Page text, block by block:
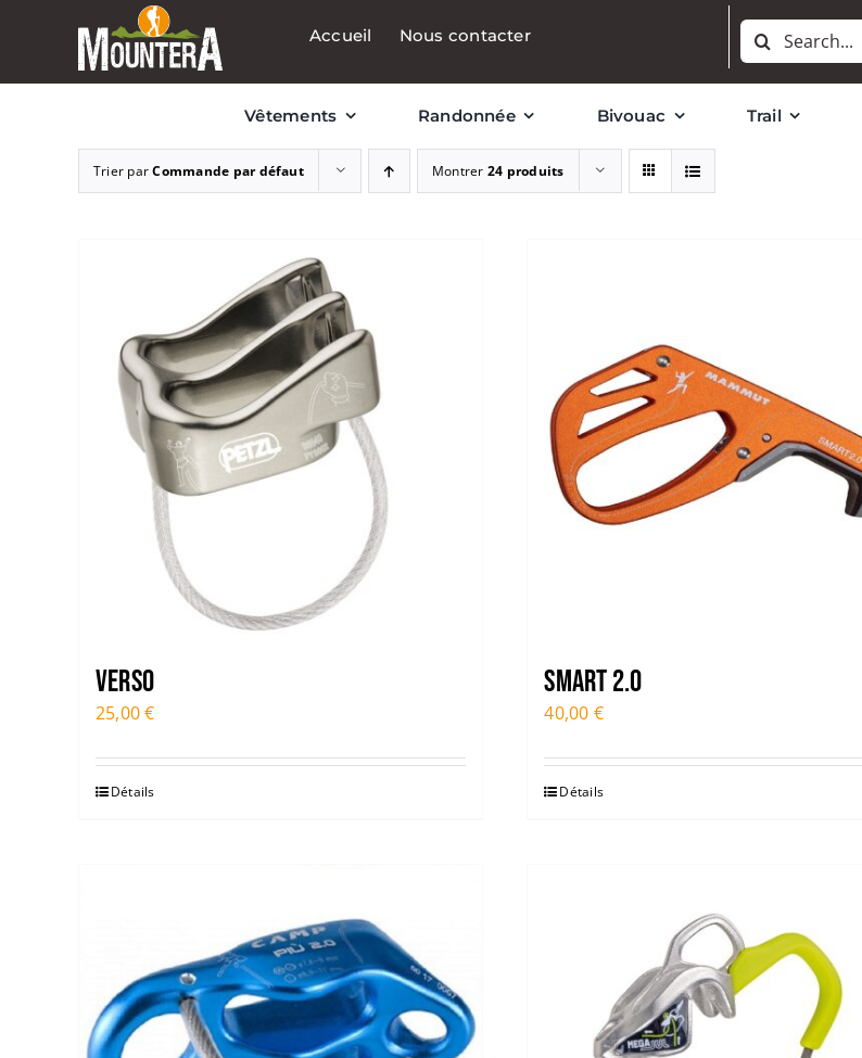
Accueil Nous contacter Rechercher:
Vêtements Randonnée Bivouac Trail
Trier parCommande par défaut Montrer 24 produits
Verso
25,00€
Détails
Smart 2.0
40,00 €
Détails